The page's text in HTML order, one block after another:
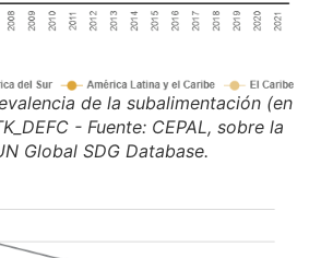
de la subalimentación (en
- Fuente: CEPAL, sobre la
Global SDG Database.